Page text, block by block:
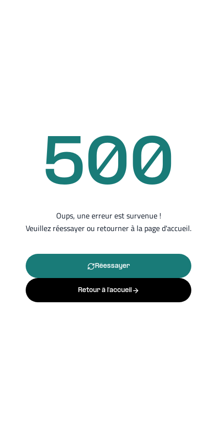
500
Oups, une erreur est survenue !
Veuillez réessayer ou retourner à la page d'accueil.
Réessayer
Retour à l'accueil